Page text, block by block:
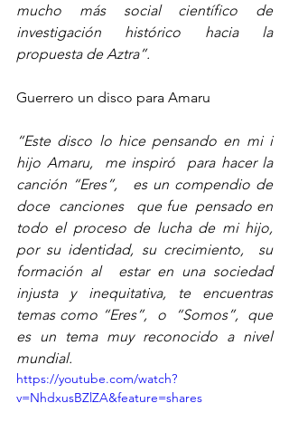
mucho más social científico de
investigación histórico hacia la
propuesta de Aztra”.
Guerrero un disco para Amaru
“Este disco lo hice pensando en mi i
hijo Amaru,  me inspiró  para hacer la
canción “Eres”,   es un compendio de
doce  canciones   que fue  pensado en
todo el proceso de lucha de mi hijo,
por su identidad, su crecimiento,  su
formación al  estar en una sociedad
injusta y inequitativa, te encuentras
temas como “Eres”,  o  “Somos”,  que
es un tema muy reconocido a nivel
mundial.
https://youtube.com/watch?
v=NhdxusBZlZA&feature=shares